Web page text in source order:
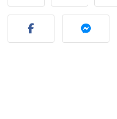
Publicar la